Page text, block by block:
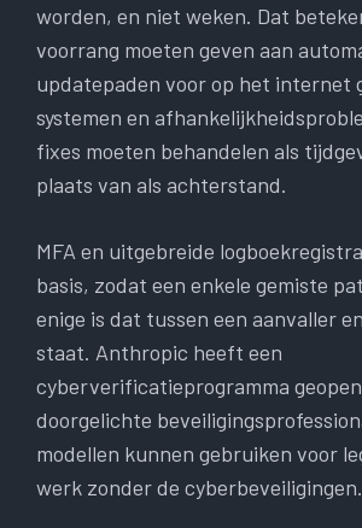
worden, en niet weken. Dat
voorrang moeten geven aan
updatepaden voor op het internet
systemen en
fixes moeten behandelen als
plaats van als achterstand.
MFA en uitgebreide
basis, zodat een enkele gemiste
enige is dat tussen een aanvaller
staat. Anthropic heeft een
cyberverificatieprogramma
doorgelichte
modellen kunnen gebruiken voor
werk zonder de cyberbeveiligingen.